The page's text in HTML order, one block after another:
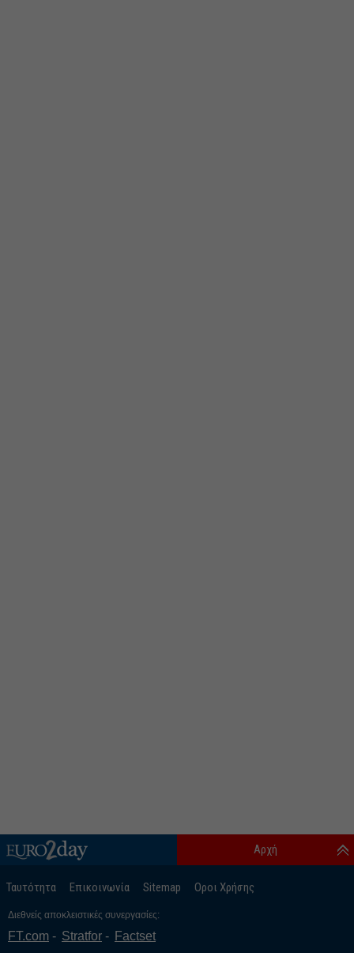
Ταυτότητα Επικοινωνία Sitemap Οροι Χρήσης
Αρχή
Διεθνείς αποκλειστικές συνεργασίες:
FT.com Stratfor Factset